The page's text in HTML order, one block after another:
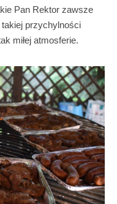
Pan Rektor zawsze
przychylności
miłej atmosferie.